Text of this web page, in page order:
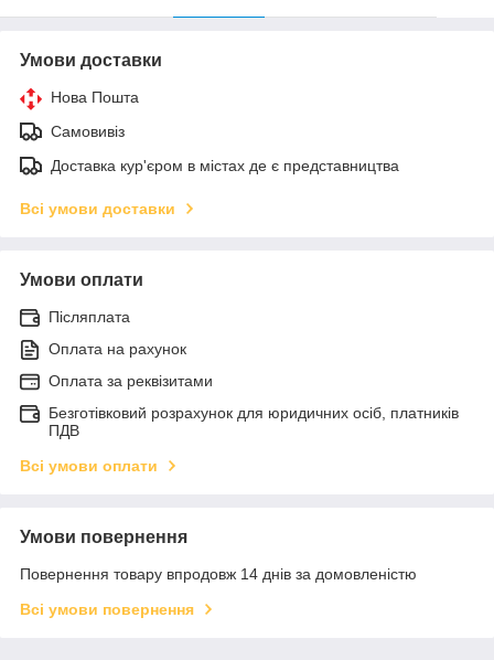
Умови доставки
Нова Пошта
Самовивіз
Доставка кур'єром в містах де є представництва
Всі умови доставки
Умови оплати
Післяплата
Оплата на рахунок
Оплата за реквізитами
Безготівковий розрахунок для юридичних осіб, платників
ПДВ
Всі умови оплати
Умови повернення
Повернення товару впродовж 14 днів за домовленістю
Всі умови повернення